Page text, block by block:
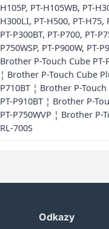
H105P, PT-H105WB, PT-
H300LI, PT-H500, PT-H75,
PT-P300BT, PT-P700, PT-
P750WSP, PT-P900W, PT-
Brother P-Touch Cube PT-
¦ Brother P-Touch Cube
P710BT ¦ Brother P-
PT-P910BT ¦ Brother P-
PT-P750WVP ¦ Brother P-
RL-700S
Odkazy